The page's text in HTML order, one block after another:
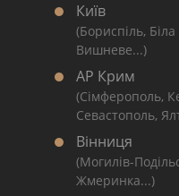
Київ
(Бориспіль,
Вишневе...)
АР Крим
(Сімферополь,
Севастополь,
Вінниця
(Могилів-
Жмеринка...)